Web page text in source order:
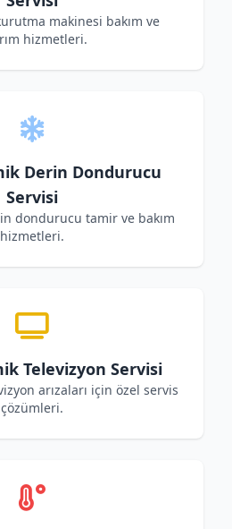
makinesi bakım ve
hizmetleri.
Derin Dondurucu
Servisi
dondurucu tamir ve bakım
hizmetleri.
Televizyon Servisi
arızaları için özel servis
çözümleri.